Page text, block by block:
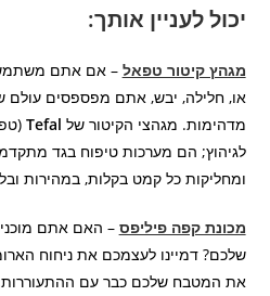
יכול לעניין אותך:
מגהץ קיטור טפאל – אם אתם
או, חלילה, יבש, אתם מפספסים עולם
מדהימות. מגהצי הקיטור של Tefal
לגיהוץ; הם מערכות טיפוח בגד
ומחליקות כל קמט בקלות, במהירות
מכונת קפה פיליפס – האם אתם
שלכם? דמיינו לעצמכם את ניחוח
את המטבח שלכם כבר עם